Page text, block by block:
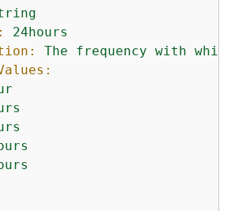
24hours
The frequency with which